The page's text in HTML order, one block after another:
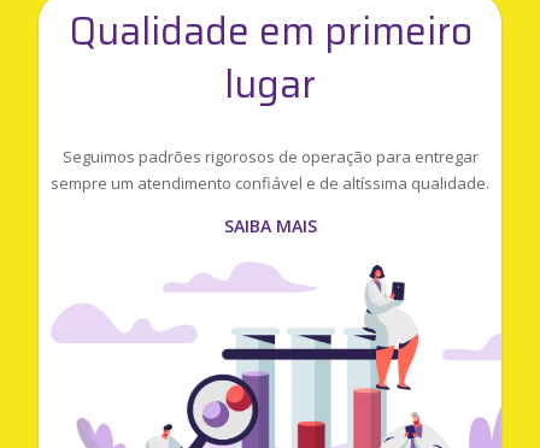
Qualidade em primeiro
lugar
Seguimos padrões rigorosos de operação para entregar
sempre um atendimento confiável e de altíssima qualidade.
SAIBA MAIS